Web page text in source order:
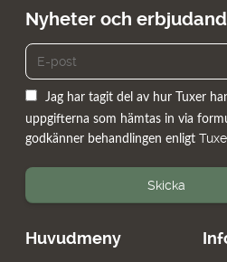
Huvudmeny
Nyheter och
Jag har tagit del av hur Tuxer
uppgifterna som hämtas in via
godkänner behandlingen enligt
Skicka